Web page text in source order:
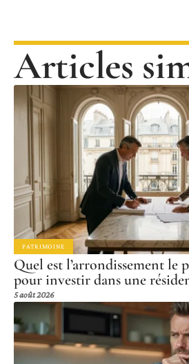
Articles
PATRIMOINE
Quel est l’arrondissement le
pour investir dans une
5 août 2026